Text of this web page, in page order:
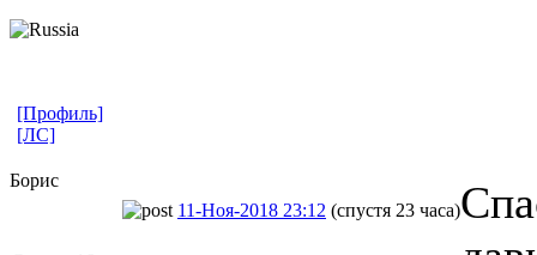
[Профиль]
[ЛС]
Борис
11-Ноя-2018 23:12 (спустя 23 часа)